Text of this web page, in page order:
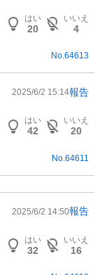
はい
20
いいえ
4
No.64613
2025/6/2 15:14報告
はい
42
いいえ
20
No. 64611
2025/6/2 14:50報告
はい
32
いいえ
16